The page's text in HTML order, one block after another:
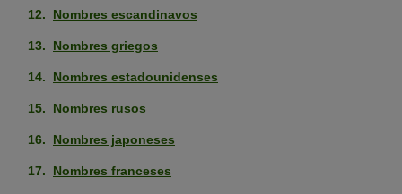
Nombres escandinavos
Nombres griegos
Nombres estadounidenses
Nombres rusos
Nombres japoneses
Nombres franceses